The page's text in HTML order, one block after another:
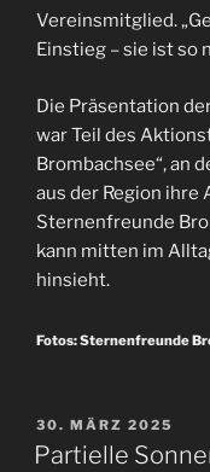
Vereinsmitglied.
Einstieg – sie ist so
Die Präsentation
war Teil des
Brombachsee“, an
aus der Region ihre
Sternenfreunde
kann mitten im
hinsieht.
Fotos: Sternenfreunde
VERÖFFENTLICHT
AM
30. MÄRZ 2025
Partielle